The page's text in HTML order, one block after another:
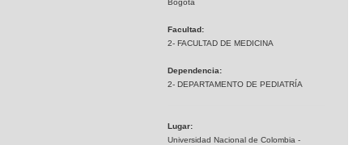
Bogotá
Facultad:
2- FACULTAD DE MEDICINA
Dependencia:
2- DEPARTAMENTO DE PEDIATRÍA
Lugar:
Universidad Nacional de Colombia -